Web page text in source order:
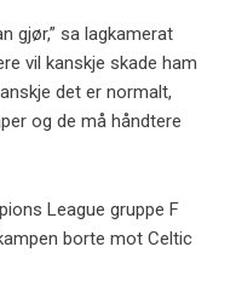
gjør,” sa lagkamerat
vil kanskje skade ham
det er normalt,
og de må håndtere
League gruppe F
borte mot Celtic